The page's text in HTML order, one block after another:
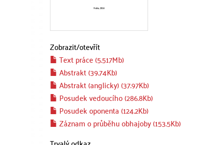
Zobrazit/otevřít
Text práce (5.517Mb)
Abstrakt (39.74Kb)
Abstrakt (anglicky) (37.97Kb)
Posudek vedoucího (286.8Kb)
Posudek oponenta (124.2Kb)
Záznam o průběhu obhajoby (153.5Kb)